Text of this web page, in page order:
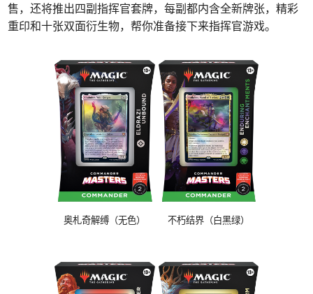
售，还将推出四副指挥官套牌，每副都内含全新牌张，精彩
重印和十张双面衍生物，帮你准备接下来指挥官游戏。
奥札奇解缚（无色） 不朽结界（白黑绿）